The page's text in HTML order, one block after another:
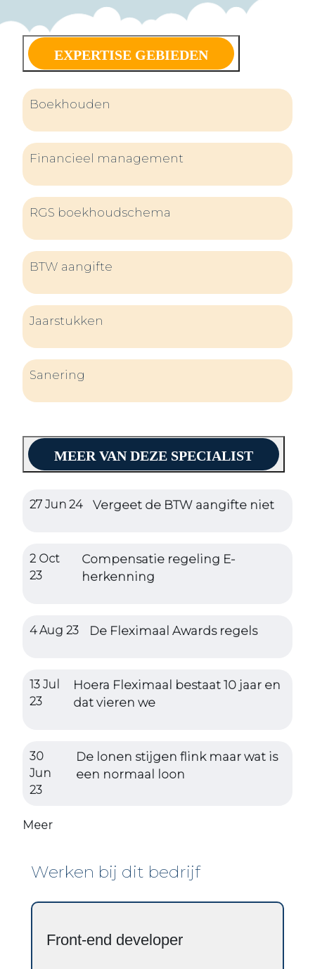
EXPERTISE GEBIEDEN
Boekhouden
Financieel management
RGS boekhoudschema
BTW aangifte
Jaarstukken
Sanering
MEER VAN DEZE SPECIALIST
27 Jun 24 Vergeet de BTW aangifte niet
2 Oct
23
Compensatie regeling E-
herkenning
4 Aug 23 De Fleximaal Awards regels
13 Jul
23
Hoera Fleximaal bestaat 10 jaar en
dat vieren we
30
Jun
23
De lonen stijgen flink maar wat is
een normaal loon
Meer
Werken bij dit bedrijf
Front-end developer